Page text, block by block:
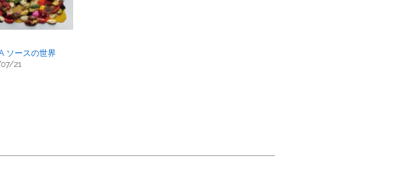
ソースの世界
21